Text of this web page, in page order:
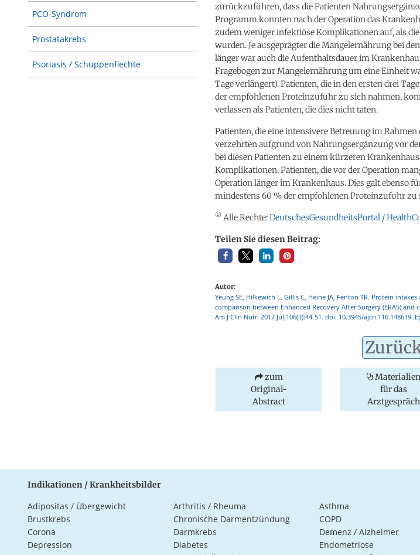
PCO-Syndrom
Prostatakrebs
Psoriasis / Schuppenflechte
zurückzuführen, dass die Patienten
Programm konnten nach der Operation das
zudem weniger infektiöse Komplikationen auf, als
wurden. Je ausgeprägter die Mangelernährung bei
länger war auch die Aufenthaltsdauer im
Fragebogen zur Mangelernährung um eine Einheit
Tage verlängert). Patienten, die in den ersten drei
der empfohlenen Proteinzufuhr zu sich nahmen,
verlassen als Patienten, die dies nicht taten.
Patienten, die eine intensivere Betreuung im
verzehrten aufgrund von Nahrungsergänzung vor
bei diesen Patienten zu einem kürzeren
Komplikationen. Patienten, die vor der Operation
Operation länger im Krankenhaus. Dies galt ebenso
mindestens 60 % der empfohlenen Proteinzufuhr zu
© Alle Rechte:DeutschesGesundheitsPortal /
Teilen Sie diesen Beitrag:
Autor:
Yeung SE, Hilkewich L, Gillis C, Heine JA, Fenton TR. Protein
comparison between Enhanced Recovery After Surgery (ERAS)
Am J Clin Nutr. 2017 Jul;106(1):44-51. doi: 10.3945/ajcn.116.148619.
zum
Original-
Abstract
Materialien
für das
Arztgespräch
Indikationen / Krankheitsbilder
Adipositas / Übergewicht Arthritis / Rheuma
Asthma
Brustkrebs
Chronische Darmentzündung
COPD
Corona
Darmkrebs
Demenz / Alzheimer
Depression
Diabetes
Endometriose